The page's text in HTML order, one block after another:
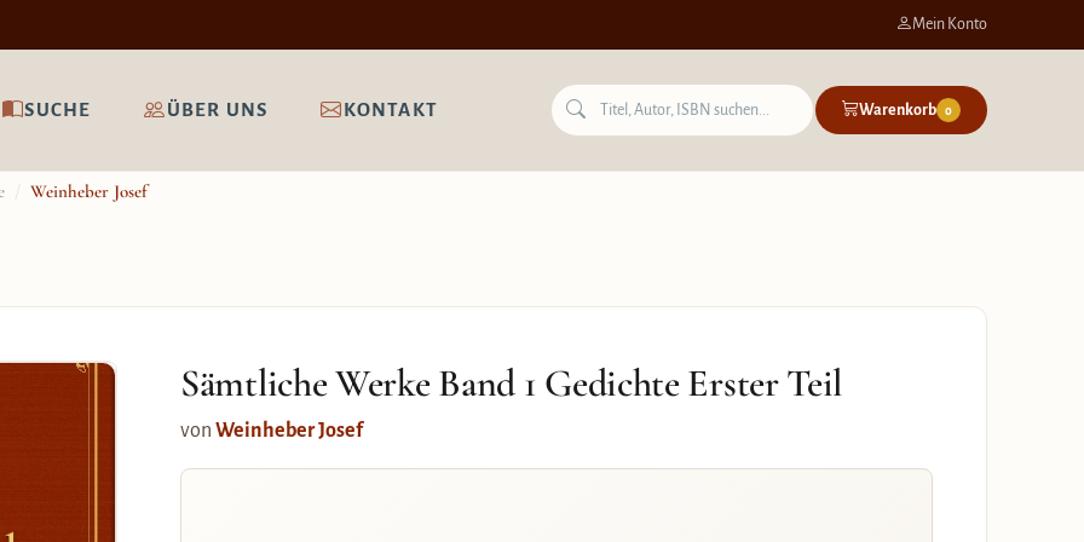
Mein Konto
SUCHE ÜBER UNS KONTAKT Warenkorb 0
/ Weinheber Josef
Sämtliche Werke Band 1 Gedichte Erster Teil
von Weinheber Josef